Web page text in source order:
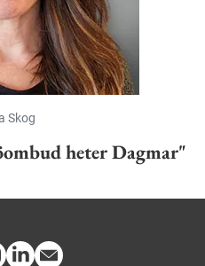
Skog
heter Dagmar"